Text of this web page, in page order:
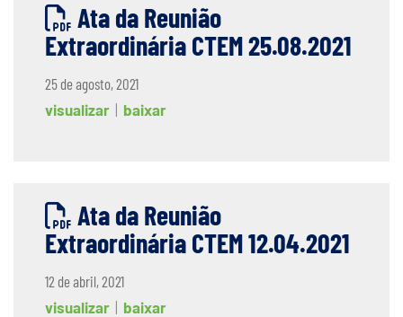
Ata da Reunião
Extraordinária CTEM 25.08.2021
25 de agosto, 2021
visualizar
baixar
Ata da Reunião
Extraordinária CTEM 12.04.2021
12 de abril, 2021
visualizar
baixar